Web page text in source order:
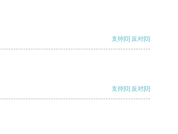
支持[0] 反对[0]
支持[0] 反对[0]